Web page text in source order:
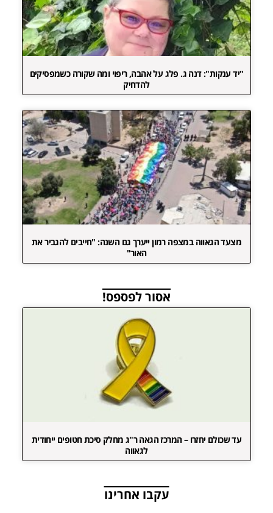
"יד ענקות": דנה ג. פלג על אהבה, ריפוי ומה שקורה כשמפסיקים
להדחיק
מצעד הגאווה במצפה רמון ייערך גם השנה: "חייבים להגביר את
האור"
אסור לפספס!
עד שכולם יחזרו – המרכז הגאה ר"ג מחלק סיכת חטופים ייחודית
לגאווה
עקבו אחרינו